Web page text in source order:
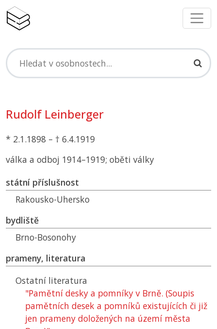
Rudolf Leinberger
* 2.1.1898 – † 6.4.1919
válka a odboj 1914–1919; oběti války
státní příslušnost
Rakousko-Uhersko
bydliště
Brno-Bosonohy
prameny, literatura
Ostatní literatura
"Pamětní desky a pomníky v Brně. (Soupis
pamětních desek a pomníků existujících či již
jen prameny doložených na území města